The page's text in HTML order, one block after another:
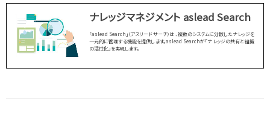
ナレッジマネジメント aslead Search
「aslead Search」（アスリード サーチ）は 、複数のシステムに分散したナレッジを
一元的に管理する機能を提供します。aslead Searchが「ナレッジの共有と組織
の活性化」を実現します。